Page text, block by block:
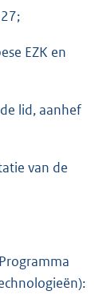
EZK en
lid, aanhef
van de